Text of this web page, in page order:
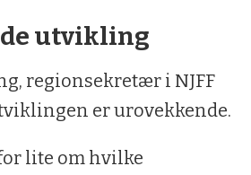
utvikling
regionsekretær i NJFF
er urovekkende.
lite om hvilke